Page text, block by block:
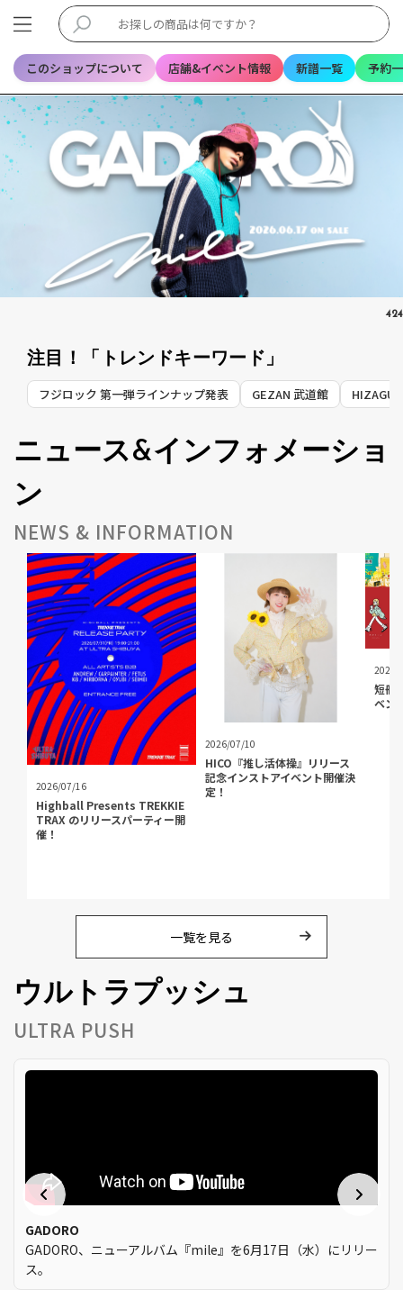
このショップについて 店舗&イベント情報 新譜一覧 予約
424
注目！「トレンドキーワード」
フジロック 第一弾ラインナップ発表 GEZAN 武道館
ニュース&インフォメーショ
ン
NEWS & INFORMATION
2026/07/16
Highball Presents TREKKIE
TRAX のリリースパーティー開
催！
2026/07/10
HICO『推し活体操』リリース
記念インストアイベント開催決
定！
2026/
短冊
ベン
一覧を見る
ウルトラプッシュ
ULTRA PUSH
GADORO
GADORO、ニューアルバム『mile』を6月17日（水）にリリー
ス。